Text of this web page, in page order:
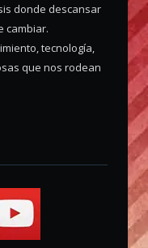
donde descansar
cambiar.
tecnología,
que nos rodean